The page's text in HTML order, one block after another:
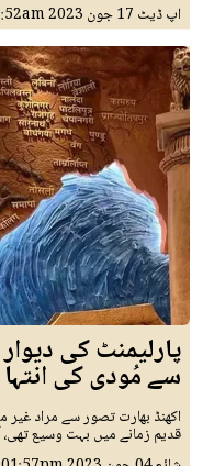
اپ ڈیٹ 17 جون 2023
پارلیمنٹ کی
سے مُودی کی
اکھنڈ بھارت تصور سے مراد
قدیم زمانے میں بہت وسیع